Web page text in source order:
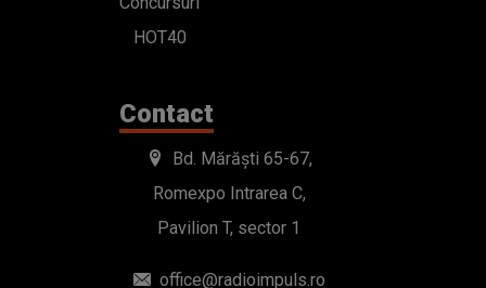
HOT40
Contact
Bd. Mărăști 65-67,
Romexpo Intrarea C,
Pavilion T, sector 1
office@radioimpuls.ro